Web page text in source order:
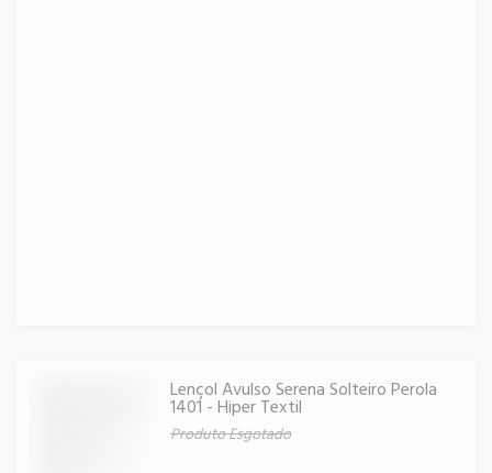
Lençol Avulso Serena Solteiro Perola
1401 - Hiper Textil
Produto Esgotado